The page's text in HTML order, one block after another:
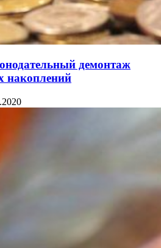
демонтаж
накоплений